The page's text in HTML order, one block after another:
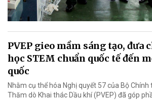
PVEP gieo mầm sáng tạo, đưa
học STEM chuẩn quốc tế đến
quốc
Nhằm cụ thể hóa Nghị quyết 57 của Bộ
Thăm dò Khai thác Dầu khí (PVEP) đã góp